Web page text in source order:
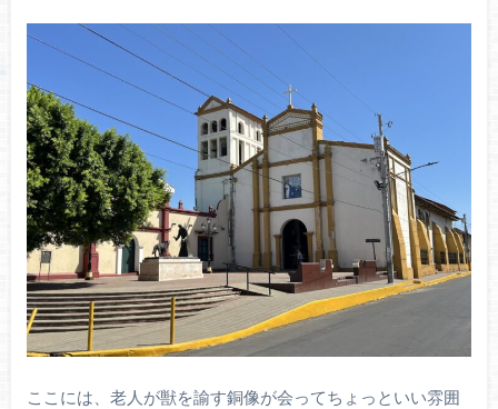
ここには、老人が獣を諭す銅像が会ってちょっといい雰囲